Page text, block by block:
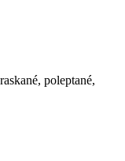
poleptané,